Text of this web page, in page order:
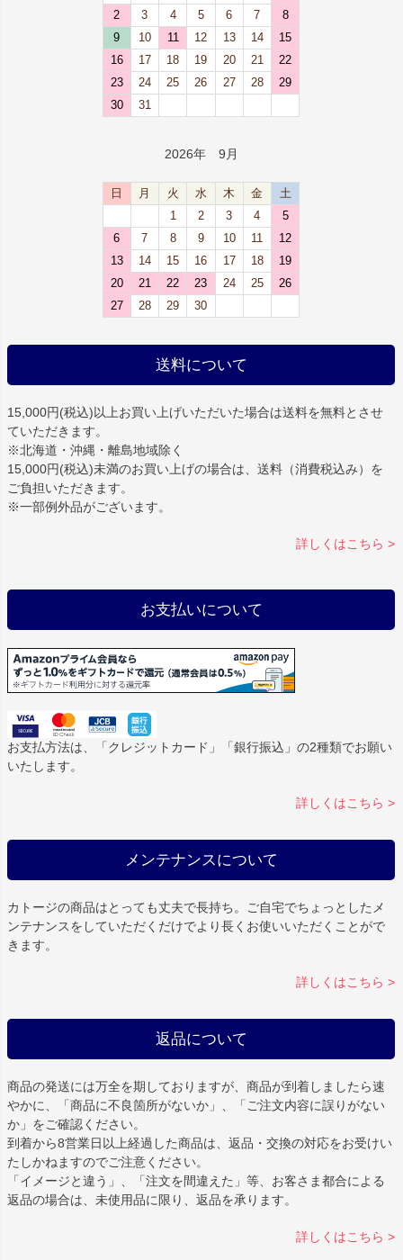
2 3 4 5 6 7
8
9
10 11 12 13 14
15
16
17 18 19 20 21
22
23
24 25 26 27 28
29
30
31
2026年 9月
日 月 火 水 木 金
土
1
2 3 4
5
6
7 8 9 10 11
12
13
14 15 16 17 18
19
20
21 22 23 24 25
26
27
28 29 30
送料について
15,000円(税込)以上お買い上げいただいた場合は送料を無料とさせ
ていただきます。
※北海道・沖縄・離島地域除く
15,000円(税込)未満のお買い上げの場合は、送料（消費税込み）を
ご負担いただきます。
※一部例外品がございます。
詳しくはこちら >
お支払いについて
お支払方法は、「クレジットカード」「銀行振込」の2種類でお願い
いたします。
詳しくはこちら >
メンテナンスについて
カトージの商品はとっても丈夫で長持ち。ご自宅でちょっとしたメ
ンテナンスをしていただくだけでより長くお使いいただくことがで
きます。
詳しくはこちら >
返品について
商品の発送には万全を期しておりますが、商品が到着しましたら速
やかに、「商品に不良箇所がないか」、「ご注文内容に誤りがない
か」をご確認ください。
到着から8営業日以上経過した商品は、返品・交換の対応をお受けい
たしかねますのでご注意ください。
「イメージと違う」、「注文を間違えた」等、お客さま都合による
返品の場合は、未使用品に限り、返品を承ります。
詳しくはこちら >